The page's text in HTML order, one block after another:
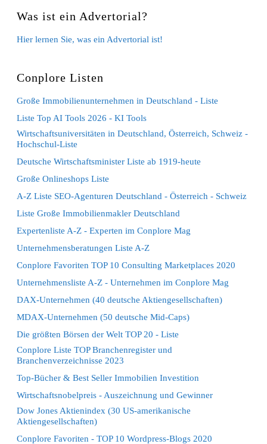
Was ist ein Advertorial?
Hier lernen Sie, was ein Advertorial ist!
Conplore Listen
Große Immobilienunternehmen in Deutschland - Liste
Liste Top AI Tools 2026 - KI Tools
Wirtschaftsuniversitäten in Deutschland, Österreich, Schweiz -
Hochschul-Liste
Deutsche Wirtschaftsminister Liste ab 1919-heute
Große Onlineshops Liste
A-Z Liste SEO-Agenturen Deutschland - Österreich - Schweiz
Liste Große Immobilienmakler Deutschland
Expertenliste A-Z - Experten im Conplore Mag
Unternehmensberatungen Liste A-Z
Conplore Favoriten TOP 10 Consulting Marketplaces 2020
Unternehmensliste A-Z - Unternehmen im Conplore Mag
DAX-Unternehmen (40 deutsche Aktiengesellschaften)
MDAX-Unternehmen (50 deutsche Mid-Caps)
Die größten Börsen der Welt TOP 20 - Liste
Conplore Liste TOP Branchenregister und
Branchenverzeichnisse 2023
Top-Bücher & Best Seller Immobilien Investition
Wirtschaftsnobelpreis - Auszeichnung und Gewinner
Dow Jones Aktienindex (30 US-amerikanische
Aktiengesellschaften)
Conplore Favoriten - TOP 10 Wordpress-Blogs 2020